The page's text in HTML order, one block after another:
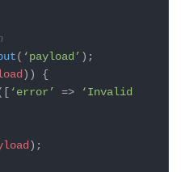
( ‘payload’ );
)) {
‘error’ =>
‘Invalid
);